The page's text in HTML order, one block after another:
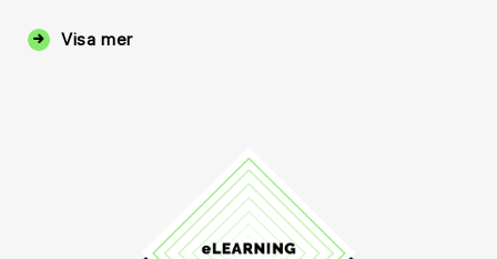
Visa mer